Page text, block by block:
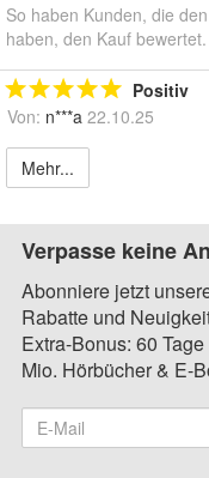
So haben Kunden, die
haben, den Kauf bewertet.
Positiv
Von: n***a 22.10.25
Mehr...
Verpasse keine
Abonniere jetzt
Rabatte und
Extra-Bonus: 60
Mio. Hörbücher & E-